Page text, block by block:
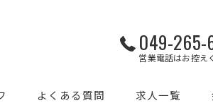
049-265-
営業電話はお控え
よくある質問 求人一覧